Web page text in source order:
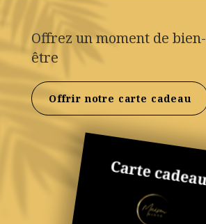
Offrez un moment de bien-
être
Offrir notre carte cadeau